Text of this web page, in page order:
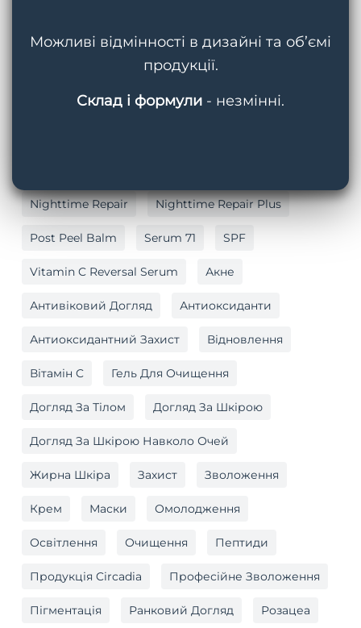
AquaPorin Hydrating Cream BMED
Cleansing Gel With Mandelic Acid
Hydralox Light Day Sunscreen SPF 37
Nighttime Repair Nighttime Repair Plus
Post Peel Balm Serum 71 SPF
Vitamin C Reversal Serum Акне
Антивіковий Догляд Антиоксиданти
Антиоксидантний Захист Відновлення
Вітамін C Гель Для Очищення
Догляд За Тілом Догляд За Шкірою
Догляд За Шкірою Навколо Очей
Жирна Шкіра Захист Зволоження
Крем Маски Омолодження
Освітлення Очищення Пептиди
Продукція Circadia Професійне Зволоження
Пігментація Ранковий Догляд Розацеа
Можливі відмінності в дизайні та об’ємі
продукції.
Склад і формули - незмінні.